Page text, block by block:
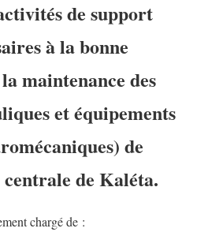
de support
à la bonne
maintenance des
et équipements
de
de Kaléta.
chargé de :